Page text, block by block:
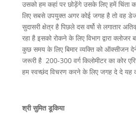
उसको हम कहां पर छोड़ेंगे उसके लिए हमें
लिए सबसे उपयुक्त अगर कोई जगह है तो वह
सुदासरी क्षेत्र है पिछले दस वर्षो से लगातार
रहा है इसको रोकने के लिए विभाग द्वारा क्लोजर
कुछ समय के लिए बिमार व्यक्ति को ऑक्सीजन
जरूरी है 200-300 वर्ग किलोमीटर का कोर
हम स्वच्छंद विचरण करने के लिए जगह दे दे यह
श्री सुमित डूकिया